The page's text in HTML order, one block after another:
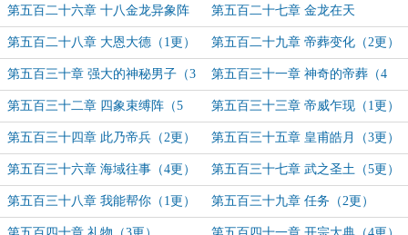
第五百二十六章 十八金龙异象阵 第五百二十七章 金龙在天
第五百二十八章 大恩大德（1更） 第五百二十九章 帝葬变化（2更）
第五百三十章 强大的神秘男子（3
更）
第五百三十一章 神奇的帝葬（4
更）
第五百三十二章 四象束缚阵（5
更）
第五百三十三章 帝威乍现（1更）
第五百三十四章 此乃帝兵（2更） 第五百三十五章 皇甫皓月（3更）
第五百三十六章 海域往事（4更） 第五百三十七章 武之圣土（5更）
第五百三十八章 我能帮你（1更） 第五百三十九章 任务（2更）